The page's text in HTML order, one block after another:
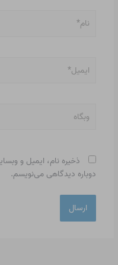
وبگاه
ذخیره نام، ایمیل و
دوباره دیدگاهی می‌نویسم.